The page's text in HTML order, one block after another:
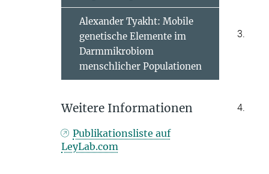
3.
4.
Alexander Tyakht: Mobile
genetische Elemente im
Darmmikrobiom
menschlicher Populationen
Weitere Informationen
Publikationsliste auf
LeyLab.com